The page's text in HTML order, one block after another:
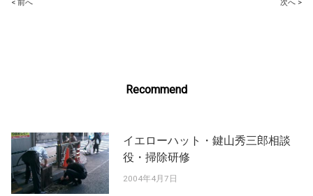
Post
< 前へ 次へ >
Recommend
イエローハット・鍵山秀三郎相談
役・掃除研修
2004年4月7日